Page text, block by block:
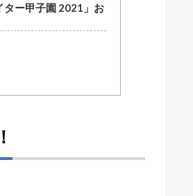
ター甲子園 2021」お